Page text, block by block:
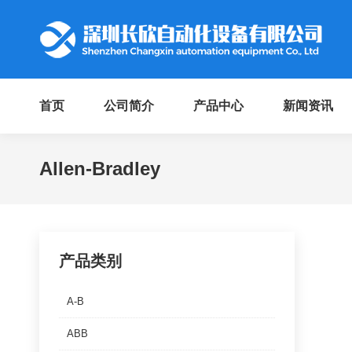
首页 公司简介 产品中心 新闻资讯
Allen-Bradley
产品类别
A-B
ABB